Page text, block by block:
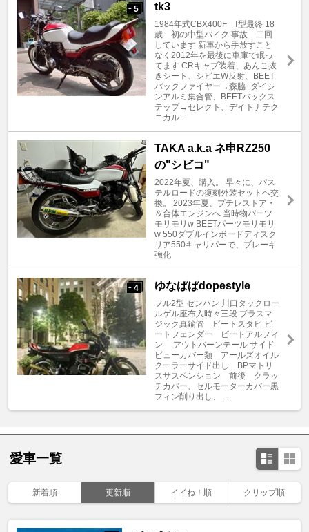
+ 5 tk3
1984年式CBX400F Ⅰ型最終 18
歳 初の中型バイク 事故 二回
しています 新車から手放すこと
なく2012年を最後に車庫で眠っ
てます CRキャブ装着、あんこ抜
きシート、シビエW反射、BEET
バックファイヤー→森脇+ダイシ
ンアルミ集合管、BEETバックス
テップ→セレクト、デイトナテク
ニカル ...
TAKA a.k.a ネ申RZ250
の"シビコ"
2022年夏、購入。 早々に、パス
テルロードの復刻外装セットへ交
換。 2023年夏、プチレストア・
＆合体エンジンへ 当時物パーツ
モリモリw BEETパーツモリモリ
w 550ダブルインボードディスク
リア550キャリパーで、ブレーキ
強化
+ 4 ゆなぱぱdopestyle
フル2型 センハン 川口タックロー
ルゲル座布入時々三段 ブラスマ
ジック真鍮管 ビートスタビ ビ
ートフェンダー ビートアルフィ
ン アウトバーンテール サイド
ビューカバー類 アールズオイル
クーラーサイド出し BPマトリ
スサスペンション 前後 クラッ
チカバー、セルモーターカバー黒
フィン削り出し、 ...
愛車一覧
新着順 更新順 イイね！順 クリップ順